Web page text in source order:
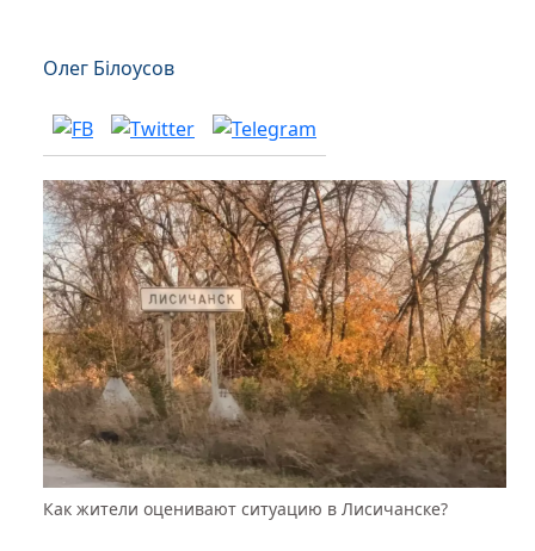
Олег Білоусов
Как жители оценивают ситуацию в Лисичанске?